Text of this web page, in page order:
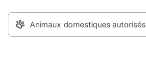
Animaux domestiques autorisés